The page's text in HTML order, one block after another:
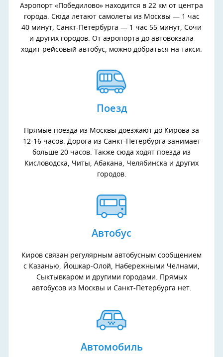
Аэропорт «Победилово» находится в 22 км от центра
города. Сюда летают самолеты из Москвы — 1 час
40 минут, Санкт-Петербурга — 1 час 55 минут, Сочи
и других городов. От аэропорта до автовокзала
ходит рейсовый автобус, можно добраться на такси.
Поезд
Прямые поезда из Москвы доезжают до Кирова за
12-16 часов. Дорога из Санкт-Петербурга занимает
больше 20 часов. Также сюда ходят поезда из
Кисловодска, Читы, Абакана, Челябинска и других
городов.
Автобус
Киров связан регулярным автобусным сообщением
с Казанью, Йошкар-Олой, Набережными Челнами,
Сыктывкаром и другими городами. Прямых
автобусов из Москвы и Санкт-Петербурга нет.
Автомобиль